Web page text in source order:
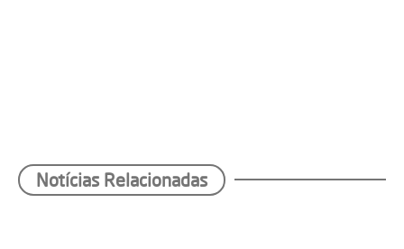
Notícias Relacionadas